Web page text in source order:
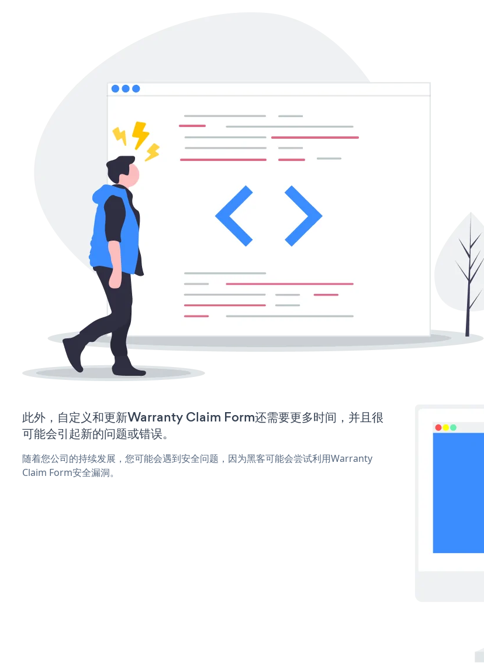
此外，自定义和更新Warranty Claim Form还需要更多时间，并且很
可能会引起新的问题或错误。
随着您公司的持续发展，您可能会遇到安全问题，因为黑客可能会尝试利用Warranty
Claim Form安全漏洞。